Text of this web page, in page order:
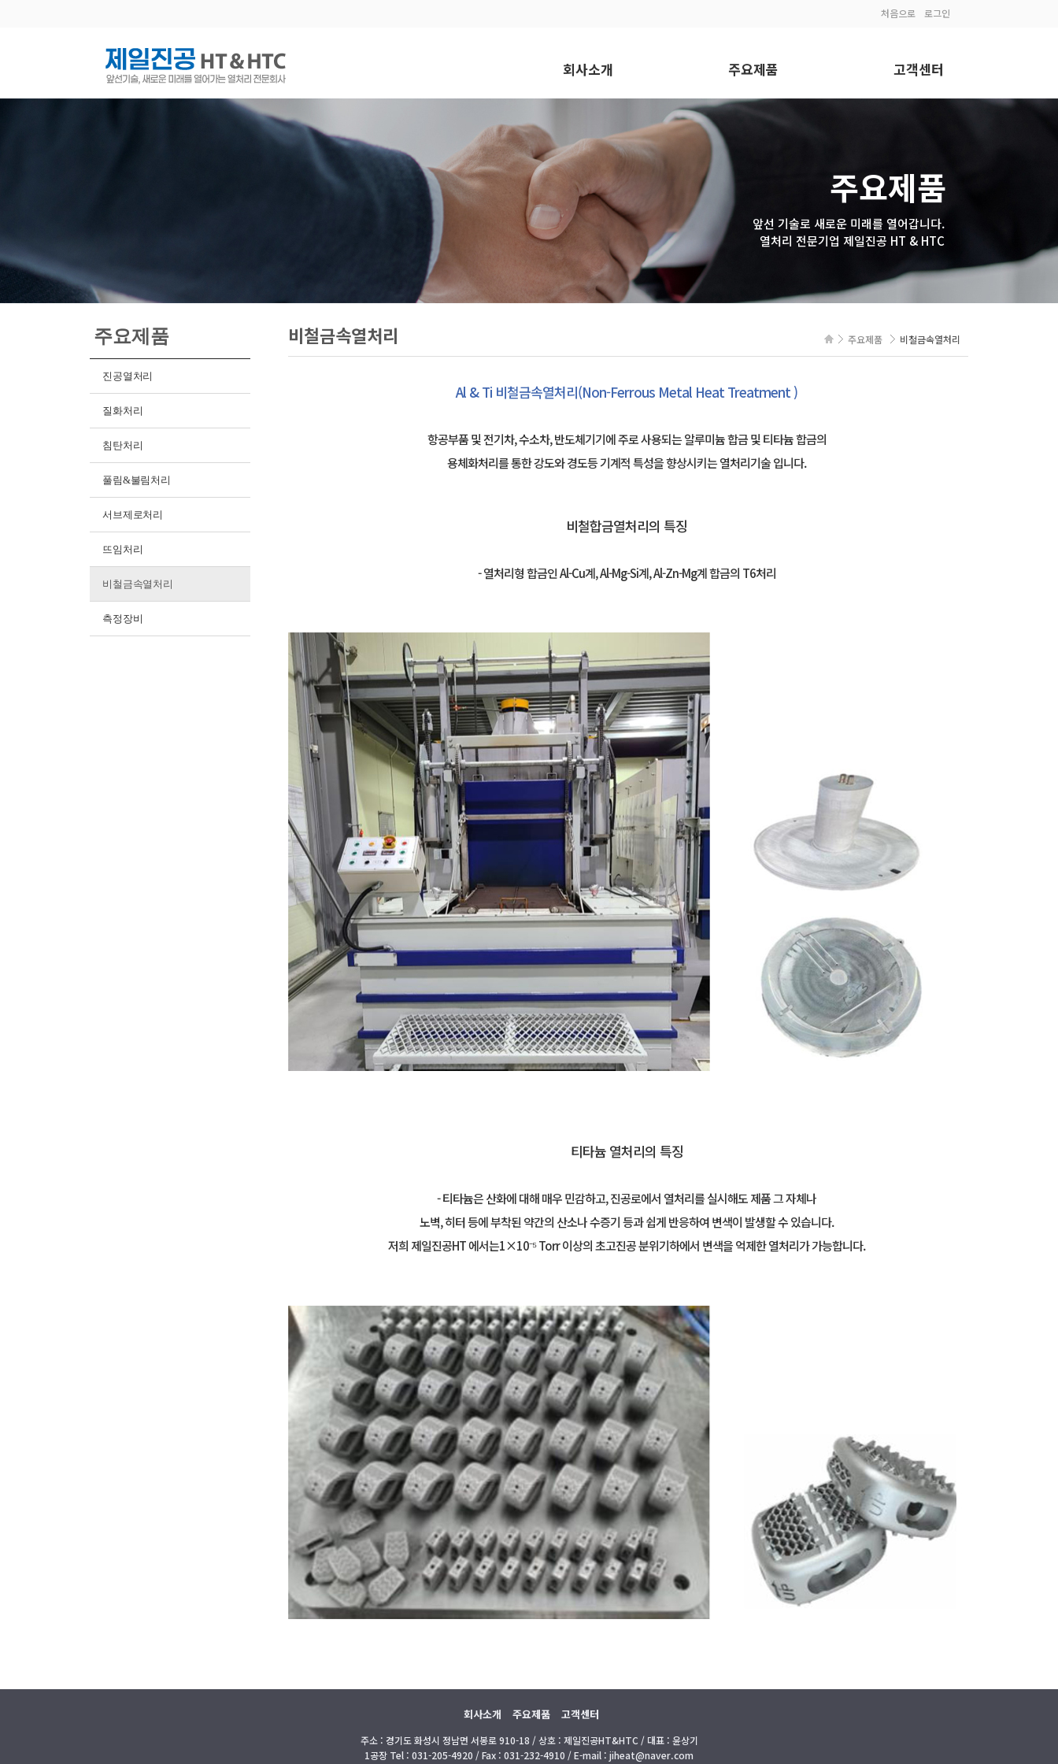
처음으로 로그인
회사소개
연혁
조직도
오시는 길
주요제품
진공열처리
풀림&불림처리
서브제로처리
비철금속열처리
고객센터
자유게시판
주요제품
앞선 기술로 새로운 미래를 열어갑니다.
열처리 전문기업 제일진공 HT & HTC
주요제품
진공열처리
질화처리
침탄처리
풀림&불림처리
서브제로처리
뜨임처리
비철금속열처리
측정장비
주요제품 비철금속열처리
비철금속열처리
Al & Ti 비철금속열처리(Non-Ferrous Metal Heat Treatment )
항공부품 및 전기차, 수소차, 반도체기기에 주로 사용되는 알루미늄 합금 및 티타늄 합금의
용체화처리를 통한 강도와 경도등 기계적 특성을 향상시키는 열처리기술 입니다.
비철합금열처리의 특징
- 열처리형 합금인 Al-Cu계, Al-Mg-Si계, Al-Zn-Mg계 합금의 T6처리
티타늄 열처리의 특징
- 티타늄은 산화에 대해 매우 민감하고, 진공로에서 열처리를 실시해도 제품 그 자체나
노벽, 히터 등에 부착된 약간의 산소나 수증기 등과 쉽게 반응하여 변색이 발생할 수 있습니다.
저희 제일진공HT 에서는1×10⁻⁵ Torr 이상의 초고진공 분위기하에서 변색을 억제한 열처리가 가능합니다.
회사소개 주요제품 고객센터
주소 : 경기도 화성시 정남면 서봉로 910-18 / 상호 : 제일진공HT&HTC / 대표 : 윤상기
1공장 Tel : 031-205-4920 / Fax : 031-232-4910 / E-mail : jiheat@naver.com